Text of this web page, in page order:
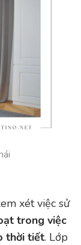
xét việc sử
trong việc
thời tiết. Lớp